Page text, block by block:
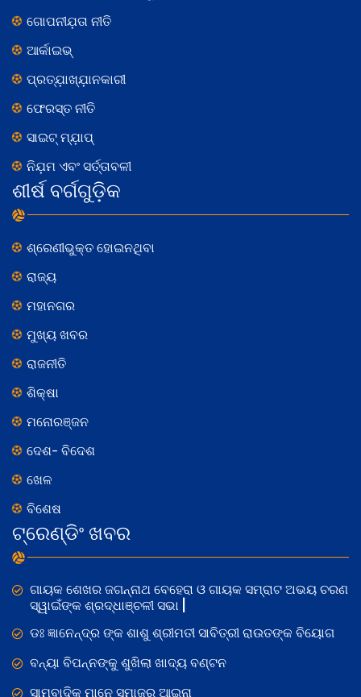
ଗୋପନୀଯ଼ତା ନୀତି
ଆର୍କାଇଭ୍
ପ୍ରତ୍ଯ଼ାଖ୍ଯ଼ାନକାରୀ
ଫେରସ୍ତ ନୀତି
ସାଇଟ୍ ମ୍ଯ଼ାପ୍
ନିଯ଼ମ ଏବଂ ସର୍ତ୍ତାବଳୀ
ଶୀର୍ଷ ବର୍ଗଗୁଡ଼ିକ
ଶ୍ରେଣୀଭୁକ୍ତ ହୋଇନଥିବା
ରାଜ୍ୟ
ମହାନଗର
ମୁଖ୍ୟ ଖବର
ରାଜନୀତି
ଶିକ୍ଷା
ମନୋରଞ୍ଜନ
ଦେଶ- ବିଦେଶ
ଖେଳ
ବିଶେଷ
ଟ୍ରେଣ୍ଡିଂ ଖବର
ଗାୟକ ଶେଖର ଜଗନ୍ନାଥ ବେହେରା ଓ ଗାୟକ ସମ୍ରାଟ ଅଭୟ ଚରଣ
ସ୍ୱାଇଁଙ୍କ ଶ୍ରଦ୍ଧାଞ୍ଚଳୀ ସଭା |
ଡଃ ଜ୍ଞାନେନ୍ଦ୍ର ଙ୍କ ଶାଶୁ ଶ୍ରୀମତୀ ସାବିତ୍ରୀ ରାଉତଙ୍କ ବିୟୋଗ
ବନ୍ୟା ବିପନ୍ନଙ୍କୁ ଶୁଖିଲା ଖାଦ୍ୟ ବଣ୍ଟନ
ସାମ୍ବାଦିକ ମାନେ ସମାଜର ଆଇନା